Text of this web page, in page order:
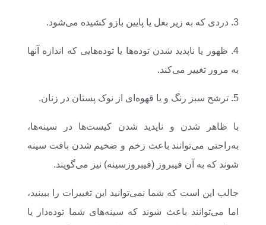
3. دردی که به زیر بغل یا پایین بازو کشیده می‌شود.
4. ظهور یا ناپدید شدن توده‌ها یا توده‌هایی که اندازه آنها
به مرور تغییر می‌کند.
5. ترشح سبز رنگ و یا قهوه‌ای از نوک پستان در زنان.
با ظاهر شدن و ناپدید شدن کیست‌ها در سینه‌ها،
به‌راحتی می‌توانند باعث زخم و ضخیم شدن بافت سینه
شوند که به آن فیبروز (فیبروزسینه) نیز می‌گویند.
جالب این است که شما نمی‌توانید این تغییرات را ببینید،
اما می‌توانند باعث شوند که سینه‌های شما توده‌دار یا